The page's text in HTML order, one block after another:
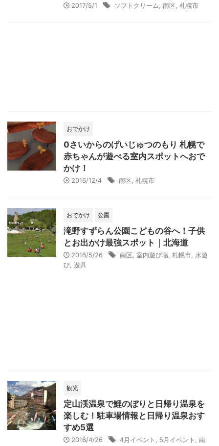
2017/5/1 ソフトクリーム 南区 札幌市
おでかけ
0さいからのげいじゅつのもり 札幌で
赤ちゃんが遊べる室内スポットへおで
かけ！
2016/12/4 南区 札幌市
おでかけ 公園
滝野すずらん公園こどもの谷へ！子供
とお出かけ最強スポット｜北海道
2016/5/26 南区 室内遊び場 札幌市 水遊
び 遊具
観光
定山渓温泉で鯉のぼりと日帰り温泉を
楽しむ！駐車場情報と日帰り温泉おす
すめ5選
2016/4/26 4月イベント 5月イベント
南